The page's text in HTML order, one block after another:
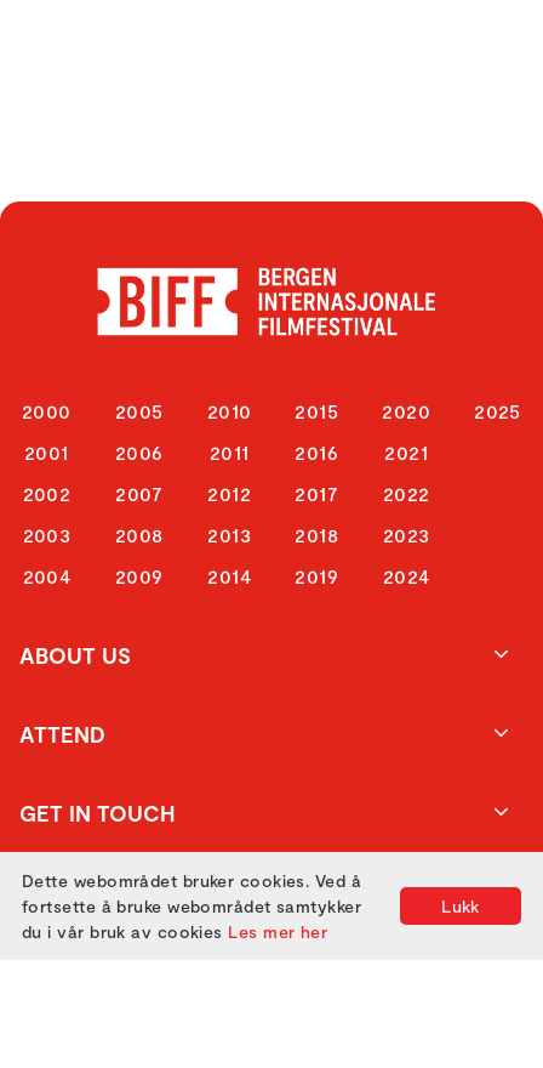
2000
2001
2002
2003
2004
2005
2006
2007
2008
2009
2010
2011
2012
2013
2014
2015
2016
2017
2018
2019
2020
2021
2022
2023
2024
2025
ABOUT US
ATTEND
GET IN TOUCH
Lukk
Dette webområdet bruker cookies. Ved å
fortsette å bruke webområdet samtykker
du i vår bruk av cookies Les mer her